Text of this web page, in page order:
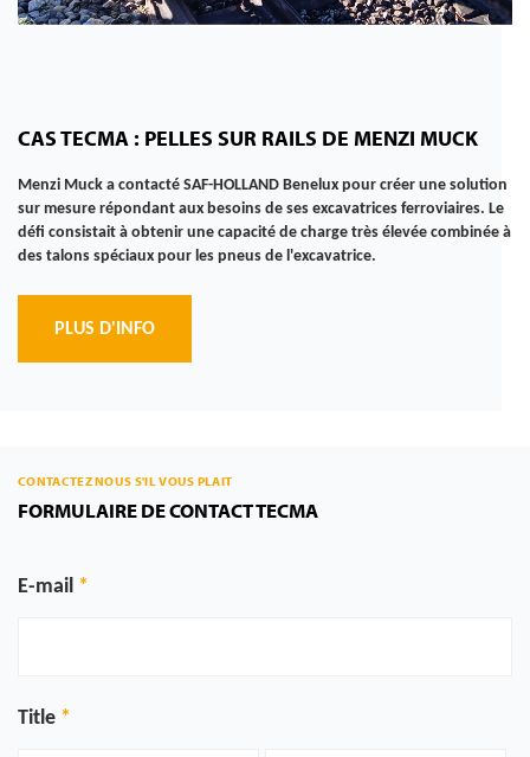
CAS TECMA : PELLES SUR RAILS DE MENZI MUCK
Menzi Muck a contacté SAF-HOLLAND Benelux pour créer une solution
sur mesure répondant aux besoins de ses excavatrices ferroviaires. Le
défi consistait à obtenir une capacité de charge très élevée combinée à
des talons spéciaux pour les pneus de l'excavatrice.
PLUS D'INFO
CONTACTEZ NOUS S'IL VOUS PLAIT
FORMULAIRE DE CONTACT TECMA
E-mail
Title